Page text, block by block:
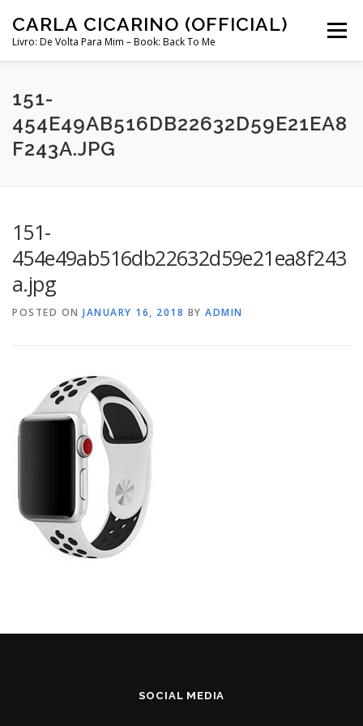
content
CARLA CICARINO (OFFICIAL)
Livro: De Volta Para Mim – Book: Back To Me
Menu
COMPRAR LIVRO “DE VOLTA PARA MIM”
MINHA CONTA
151-
454E49AB516DB22632D59E21EA8
F243A.JPG
151-
454e49ab516db22632d59e21ea8f243
a.jpg
POSTED ON JANUARY 16, 2018 BY ADMIN
SOCIAL MEDIA